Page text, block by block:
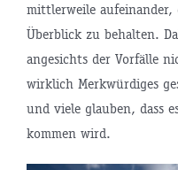
mittlerweile aufeinander,
Überblick zu behalten.
angesichts der Vorfälle
wirklich Merkwürdiges
und viele glauben, dass
kommen wird.